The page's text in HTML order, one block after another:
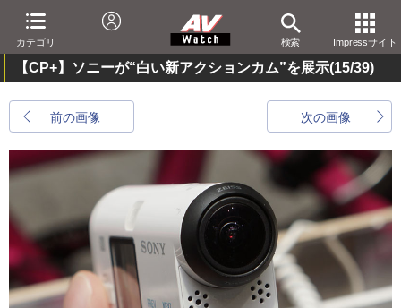
カテゴリ 検索 Impressサイト
【CP+】ソニーが“白い新アクションカム”を展示(15/39)
前の画像 次の画像